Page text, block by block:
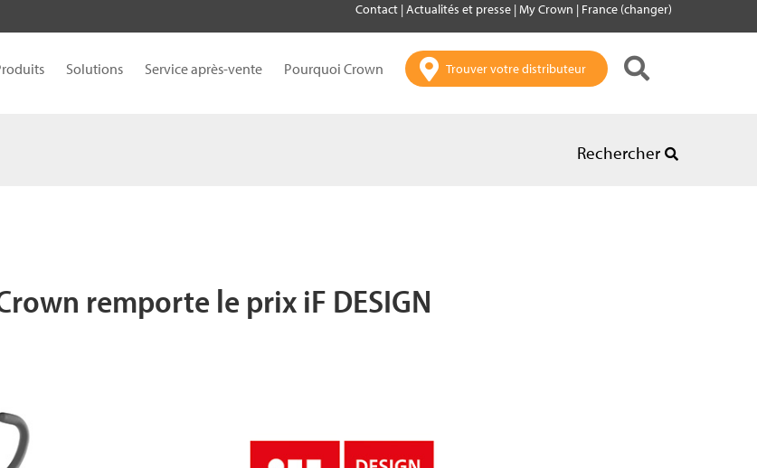
Contact |Actualités et presse |My Crown | France (changer)
Solutions Service après-vente Pourquoi Crown Trouver votre distributeur
Rechercher
remporte le prix iF DESIGN